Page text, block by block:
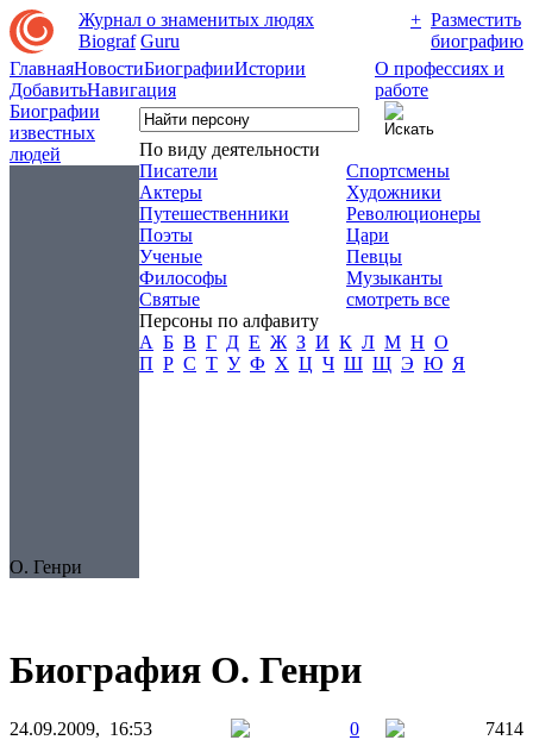
Журнал о знаменитых людях
Biograf Guru
+ Разместить
биографию
ГлавнаяНовостиБиографииИстории
ДобавитьНавигация
О профессиях и
работе
Биографии
известных
людей
О. Генри
По виду деятельности
Писатели
Актеры
Путешественники
Поэты
Ученые
Философы
Святые
Спортсмены
Художники
Революционеры
Цари
Певцы
Музыканты
смотреть все
Персоны по алфавиту
А Б В Г Д Е Ж З И К Л М Н О
П Р С Т У Ф Х Ц Ч Ш Щ Э Ю Я
Биография О. Генри
24.09.2009, 16:53 0
7414